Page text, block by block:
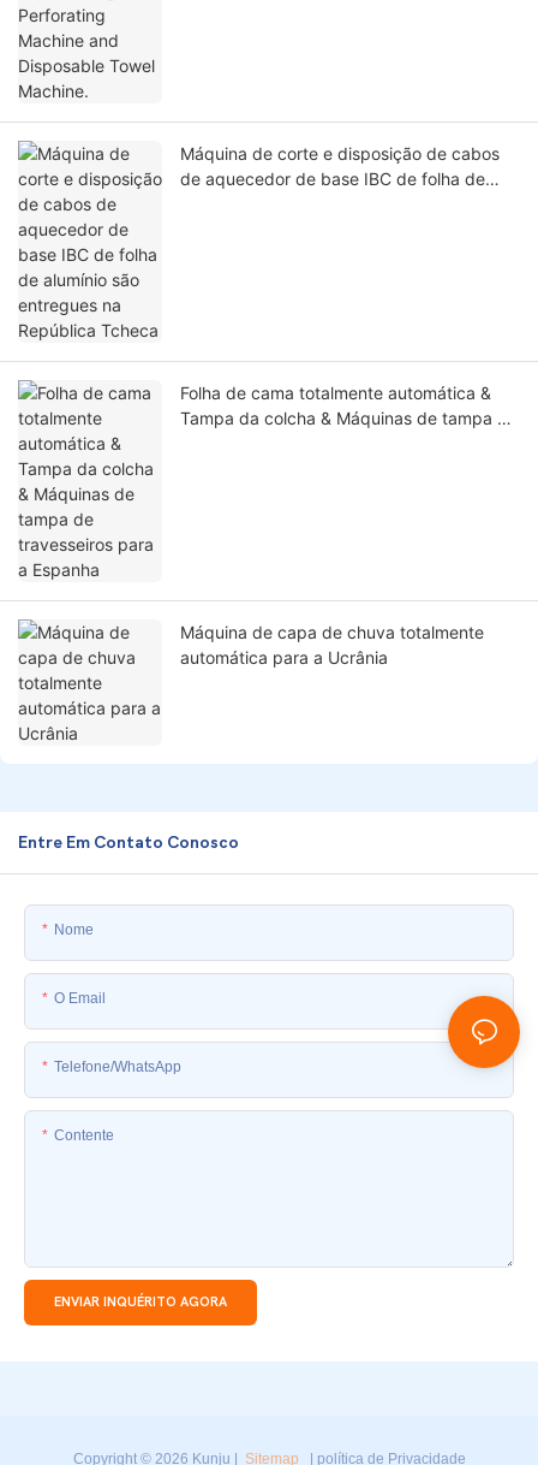
Máquina de corte e disposição de cabos
de aquecedor de base IBC de folha de
Folha de cama totalmente automática &
Tampa da colcha & Máquinas de tampa de
Máquina de capa de chuva totalmente
automática para a Ucrânia
Entre Em Contato Conosco
Nome
O Email
Telefone/whatsApp
Contente
ENVIAR INQUÉRITO AGORA
Copyright © 2026 Kunju | Sitemap | política de Privacidade